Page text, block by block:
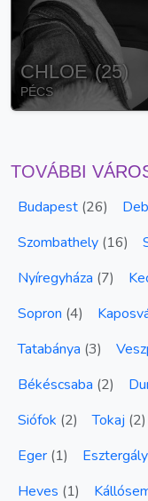
CHLOE (25)
PÉCS
TOVÁBBI
Budapest (26)
Szombathely (16)
Nyíregyháza (7)
Sopron (4)
Tatabánya (3)
Békéscsaba (2)
Siófok (2) Tokaj (2)
Eger (1)
Heves (1)